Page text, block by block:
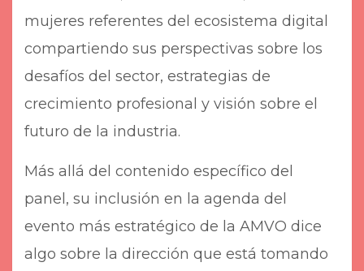
mujeres referentes del ecosistema digital
compartiendo sus perspectivas sobre los
desafíos del sector, estrategias de
crecimiento profesional y visión sobre el
futuro de la industria.
Más allá del contenido específico del
panel, su inclusión en la agenda del
evento más estratégico de la AMVO dice
algo sobre la dirección que está tomando